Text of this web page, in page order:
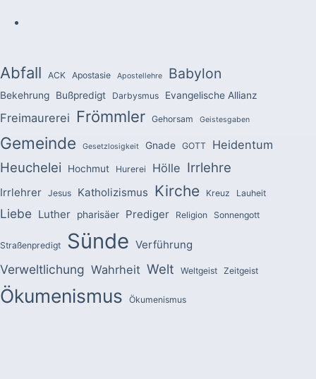
Abfall ACK Apostasie Apostellehre Babylon
Bekehrung Bußpredigt Darbysmus Evangelische Allianz
Freimaurerei Frömmler Gehorsam Geistesgaben
Gemeinde Gesetzlosigkeit Gnade GOTT Heidentum
Heuchelei Hochmut Hurerei Hölle Irrlehre
Irrlehrer Jesus Katholizismus Kirche Kreuz Lauheit
Liebe Luther pharisäer Prediger Religion Sonnengott
Straßenpredigt Sünde Verführung
Verweltlichung Wahrheit Welt Weltgeist Zeitgeist
Ökumenismus Ökumenismus